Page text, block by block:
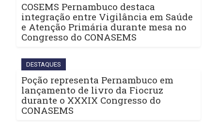
COSEMS Pernambuco destaca
integração entre Vigilância em Saúde
e Atenção Primária durante mesa no
Congresso do CONASEMS
DESTAQUES
Poção representa Pernambuco em
lançamento de livro da Fiocruz
durante o XXXIX Congresso do
CONASEMS